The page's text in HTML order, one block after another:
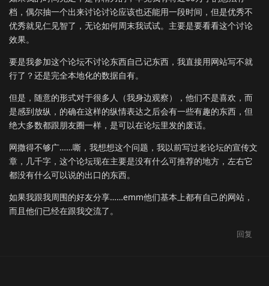
档，偶尔抽一个出来讨论讨论应该也还能用一段时间，但是优秀不
优秀就见仁见智了，无论如何周末我试试。主要是要看看这个讨论
效果。
要是我参加这个论坛不讨论东西自己记东西，我直接用网站写不就
行了？还是完全本地化的数据自有。
但是，随意的形式对于很多人（我身边观察），他们不是喜欢，而
是感到放纵，的确在这样的纵情表达之后会有一些有趣的东西，但
绝大多数都跟朋友圈一样，是可以在论坛里发的废话。
网撒得不够广……嘶，我想想这个问题，我以前写过老论坛的宣传文
章，几千字，这个论坛现在主要是没有什么可推荐的地方，左右它
都没有什么可以说的出口的东西。
如果我跟我周围的好友分享……emm他们基本上都有自己的网站，
而且他们已经在跟我交流了。
回复